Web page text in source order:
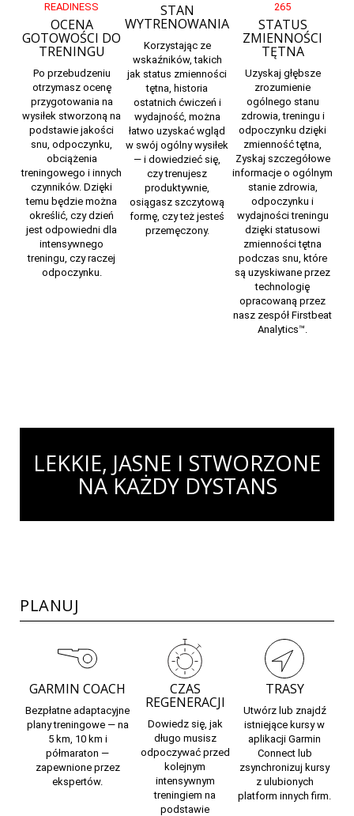
OCENA
GOTOWOŚCI DO
TRENINGU
Po przebudzeniu
otrzymasz ocenę
przygotowania na
wysiłek stworzoną na
podstawie jakości
snu, odpoczynku,
obciążenia
treningowego i innych
czynników. Dzięki
temu będzie można
określić, czy dzień
jest odpowiedni dla
intensywnego
treningu, czy raczej
odpoczynku.
STAN
WYTRENOWANIA
Korzystając ze
wskaźników, takich
jak status zmienności
tętna, historia
ostatnich ćwiczeń i
wydajność, można
łatwo uzyskać wgląd
w swój ogólny wysiłek
— i dowiedzieć się,
czy trenujesz
produktywnie,
osiągasz szczytową
formę, czy też jesteś
przemęczony.
STATUS
ZMIENNOŚCI
TĘTNA
Uzyskaj głębsze
zrozumienie
ogólnego stanu
zdrowia, treningu i
odpoczynku dzięki
zmienność tętna,
Zyskaj szczegółowe
informacje o ogólnym
stanie zdrowia,
odpoczynku i
wydajności treningu
dzięki statusowi
zmienności tętna
podczas snu, które
są uzyskiwane przez
technologię
opracowaną przez
nasz zespół Firstbeat
Analytics™.
LEKKIE, JASNE I STWORZONE
NA KAŻDY DYSTANS
PLANUJ
GARMIN COACH
Bezpłatne adaptacyjne
plany treningowe — na
5 km, 10 km i
półmaraton —
zapewnione przez
ekspertów.
CZAS
REGENERACJI
Dowiedz się, jak
długo musisz
odpoczywaćprzed
kolejnym
intensywnym
treningiem na
podstawie
TRASY
Utwórz lub znajdź
istniejące kursy w
aplikacji Garmin
Connectlub
zsynchronizuj kursy
z ulubionych
platform innych firm.